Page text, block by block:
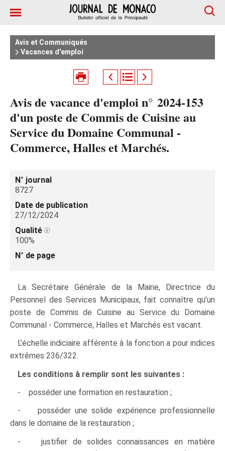
Avis et Communiqués
Vacances d'emploi
Avis de vacance d'emploi n° 2024‑153
d'un poste de Commis de Cuisine au
Service du Domaine Communal -
Commerce, Halles et Marchés.
N° journal
8727
Date de publication
27/12/2024
Qualité
100%
N° de page
La Secrétaire Générale de la Mairie, Directrice du
Personnel des Services Municipaux, fait connaître qu’un
poste de Commis de Cuisine au Service du Domaine
Communal - Commerce, Halles et Marchés est vacant.
L’échelle indiciaire afférente à la fonction a pour indices
extrêmes 236/322.
Les conditions à remplir sont les suivantes :
- posséder une formation en restauration ;
- posséder une solide expérience professionnelle
dans le domaine de la restauration ;
- justifier de solides connaissances en matière